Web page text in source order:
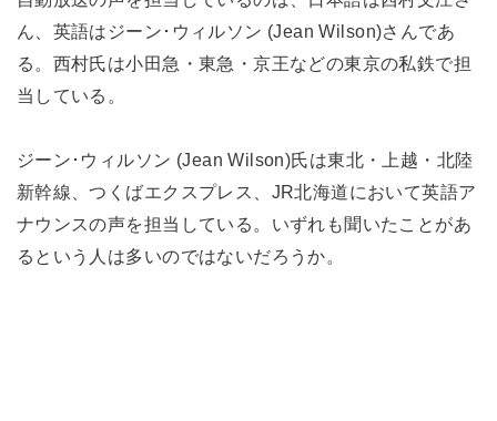
ん、英語はジーン･ウィルソン (Jean Wilson)さんであ
る。西村氏は小田急・東急・京王などの東京の私鉄で担
当している。
ジーン･ウィルソン (Jean Wilson)氏は東北・上越・北陸
新幹線、つくばエクスプレス、JR北海道において英語ア
ナウンスの声を担当している。いずれも聞いたことがあ
るという人は多いのではないだろうか。